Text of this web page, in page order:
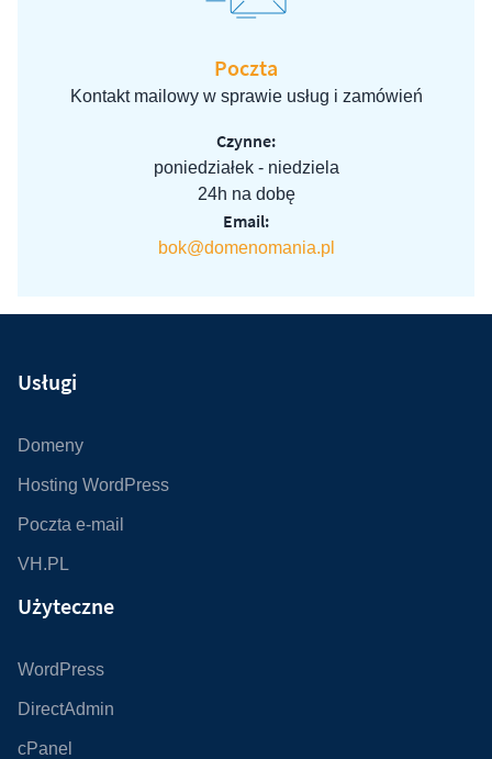
Poczta
Kontakt mailowy w sprawie usług i zamówień
Czynne:
poniedziałek - niedziela
24h na dobę
Email:
bok@domenomania.pl
Usługi
Domeny
Hosting WordPress
Poczta e-mail
VH.PL
Użyteczne
WordPress
DirectAdmin
cPanel